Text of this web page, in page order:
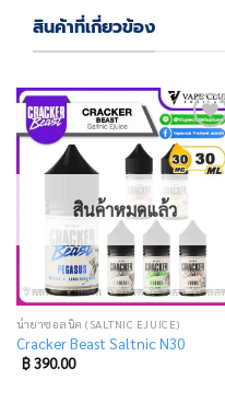
สินค้าที่เกี่ยวข้อง
Add
to
wishlist
สินค้าหมดแล้ว
น้ำยาซอลนิค (SALTNIC EJUICE)
Cracker Beast Saltnic N30
฿390.00